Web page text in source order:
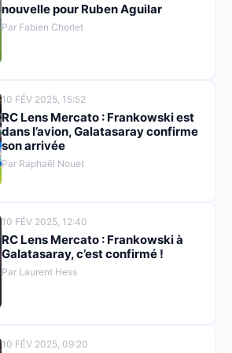
nouvelle pour Ruben Aguilar
Par Fabien Chorlet
10 FÉV 2025, 15:52
RC Lens Mercato : Frankowski est
dans l’avion, Galatasaray confirme
son arrivée
Par Raphaël Nouet
10 FÉV 2025, 12:40
RC Lens Mercato : Frankowski à
Galatasaray, c’est confirmé !
Par Laurent Hess
10 FÉV 2025, 09:20